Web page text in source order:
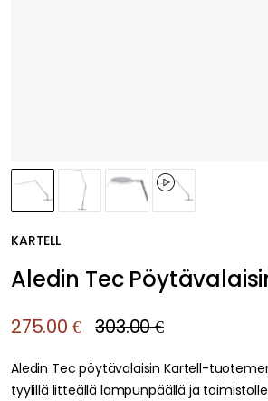
KARTELL
Aledin Tec
275.00 € 303.00 €
Aledin Tec pöytävalaisin Kartell-
tyylillä litteällä lampunpäällä ja